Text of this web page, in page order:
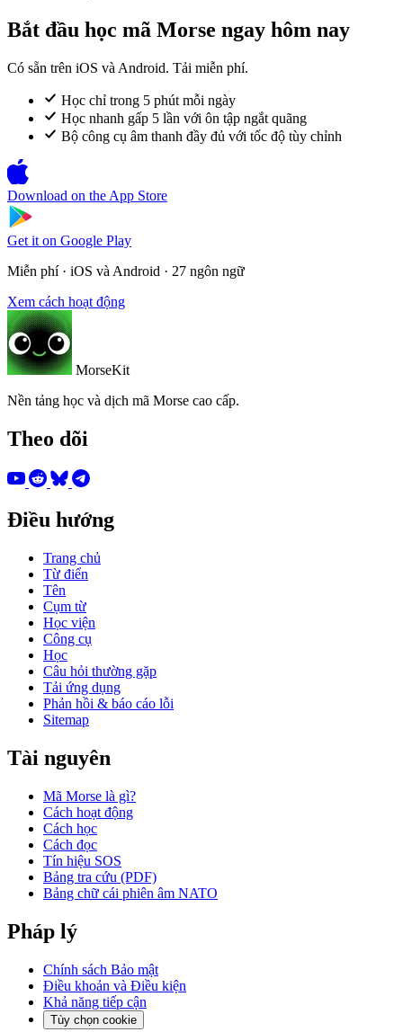
Bắt đầu học mã Morse ngay hôm nay
Có sẵn trên iOS và Android. Tải miễn phí.
Học chỉ trong 5 phút mỗi ngày
Học nhanh gấp 5 lần với ôn tập ngắt quãng
Bộ công cụ âm thanh đầy đủ với tốc độ tùy chỉnh
Download on the App Store
Get it on Google Play
Miễn phí · iOS và Android · 27 ngôn ngữ
Xem cách hoạt động
MorseKit
Nền tảng học và dịch mã Morse cao cấp.
Theo dõi
Điều hướng
Trang chủ
Từ điển
Tên
Cụm từ
Học viện
Công cụ
Học
Câu hỏi thường gặp
Tải ứng dụng
Phản hồi & báo cáo lỗi
Sitemap
Tài nguyên
Mã Morse là gì?
Cách hoạt động
Cách học
Cách đọc
Tín hiệu SOS
Bảng tra cứu (PDF)
Bảng chữ cái phiên âm NATO
Pháp lý
Chính sách Bảo mật
Điều khoản và Điều kiện
Khả năng tiếp cận
Tùy chọn cookie